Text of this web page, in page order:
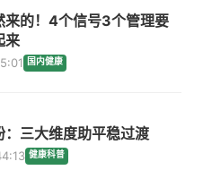
来的！4个信号3个管理要
来
国内健康
：三大维度助平稳过渡
健康科普